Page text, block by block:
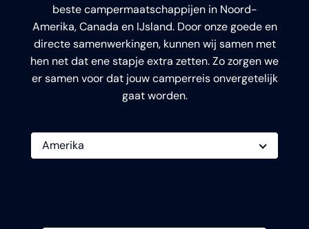
beste campermaatschappijen in Noord-
Amerika, Canada en IJsland. Door onze goede en
directe samenwerkingen, kunnen wij samen met
hen net dat ene stapje extra zetten. Zo zorgen we
er samen voor dat jouw camperreis onvergetelijk
gaat worden.